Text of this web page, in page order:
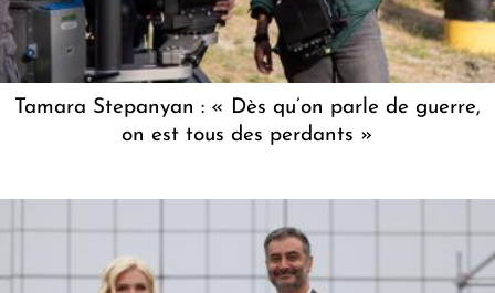
Tamara Stepanyan : « Dès qu’on parle de guerre,
on est tous des perdants »